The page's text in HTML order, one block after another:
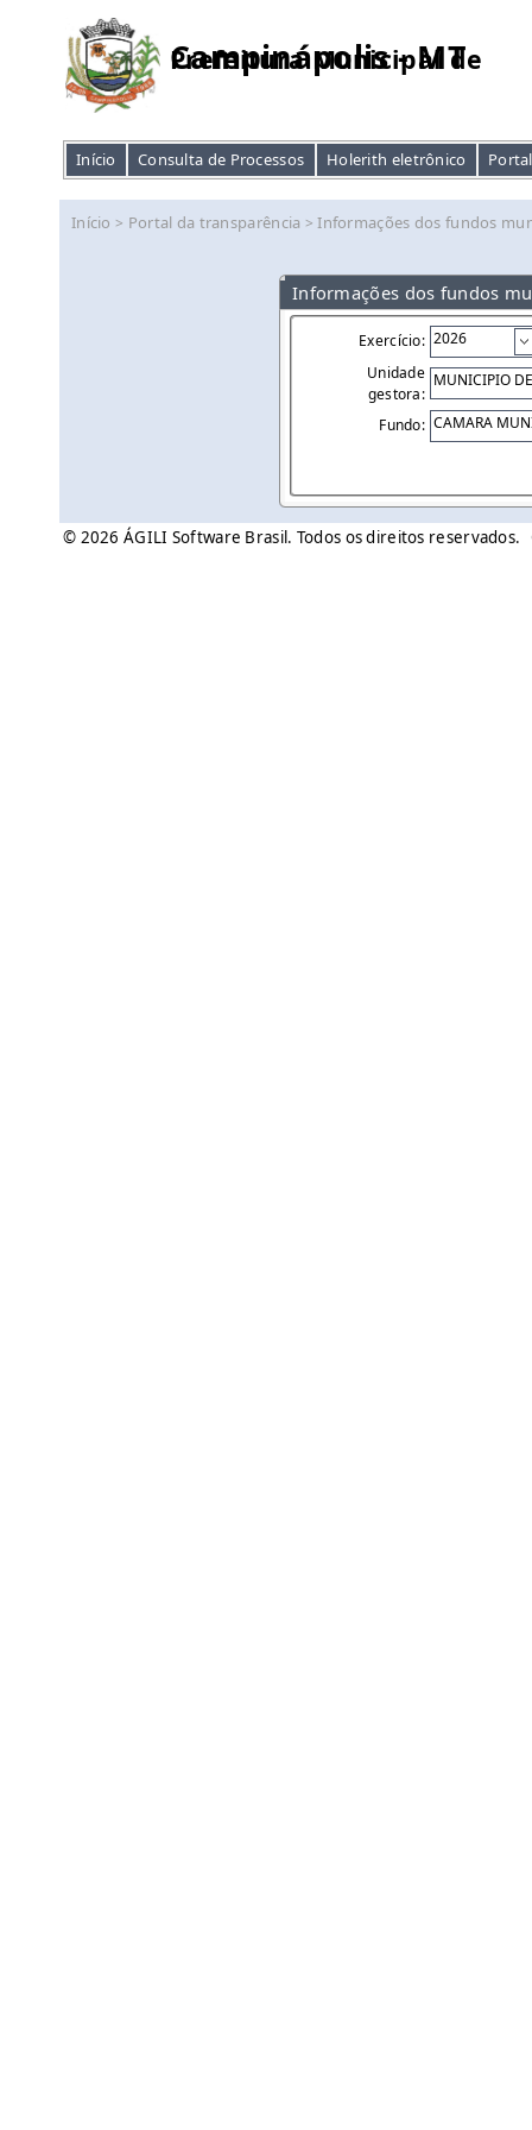
Prefeitura Municipal de
Campinápolis - MT
Início Consulta de Processos Holerith eletrônico
Início > Portal da transparência >Informações dos fundos
Informações dos fundos
Exercício:
Unidade
gestora:
Fundo:
© 2026 ÁGILI Software Brasil. Todos os direitos reservados.